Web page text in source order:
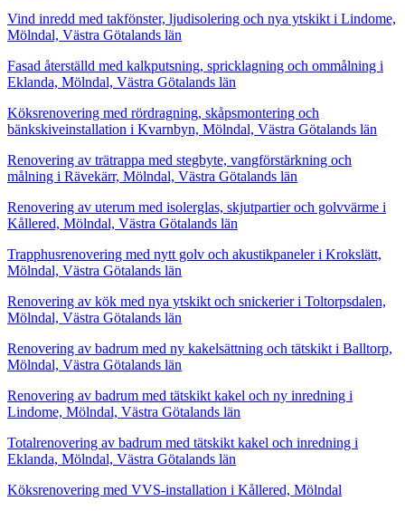
Vind inredd med takfönster, ljudisolering och nya ytskikt i Lindome,
Mölndal, Västra Götalands län
Fasad återställd med kalkputsning, spricklagning och ommålning i
Eklanda, Mölndal, Västra Götalands län
Köksrenovering med rördragning, skåpsmontering och
bänkskiveinstallation i Kvarnbyn, Mölndal, Västra Götalands län
Renovering av trätrappa med stegbyte, vangförstärkning och
målning i Rävekärr, Mölndal, Västra Götalands län
Renovering av uterum med isolerglas, skjutpartier och golvvärme i
Kållered, Mölndal, Västra Götalands län
Trapphusrenovering med nytt golv och akustikpaneler i Krokslätt,
Mölndal, Västra Götalands län
Renovering av kök med nya ytskikt och snickerier i Toltorpsdalen,
Mölndal, Västra Götalands län
Renovering av badrum med ny kakelsättning och tätskikt i Balltorp,
Mölndal, Västra Götalands län
Renovering av badrum med tätskikt kakel och ny inredning i
Lindome, Mölndal, Västra Götalands län
Totalrenovering av badrum med tätskikt kakel och inredning i
Eklanda, Mölndal, Västra Götalands län
Köksrenovering med VVS-installation i Kållered, Mölndal